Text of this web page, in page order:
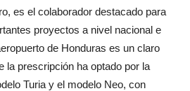
es el colaborador destacado para
proyectos a nivel nacional e
de Honduras es un claro
la prescripción ha optado por la
Turia y el modelo Neo, con